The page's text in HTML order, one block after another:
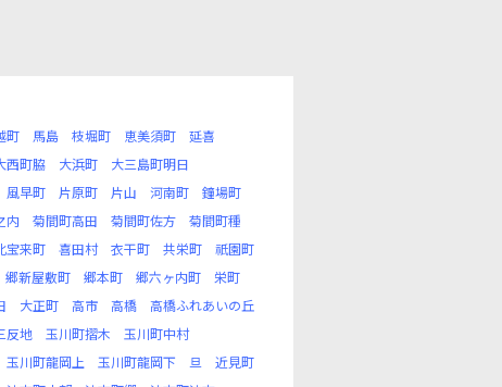
町 馬島 枝堀町 恵美須町
延喜
西町脇 大浜町
大三島町明日
風早町 片原町 片山 河南町
鐘場町
内 菊間町高田 菊間町佐方
菊間町種
宝来町 喜田村 衣干町 共栄町
祇園町
郷新屋敷町 郷本町 郷六ヶ内町
栄町
大正町 高市 高橋
高橋ふれあいの丘
反地 玉川町摺木
玉川町中村
玉川町龍岡上 玉川町龍岡下 旦
近見町